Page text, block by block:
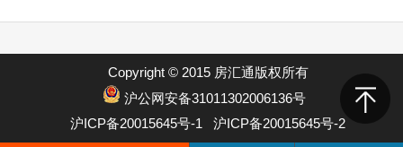
Copyright © 2015 房汇通版权所有
沪公网安备31011302006136号
沪ICP备20015645号-1
沪ICP备20015645号-2